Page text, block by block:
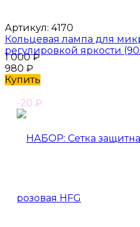
Артикул: 4170
Кольцевая лампа для
регулировкой яркости
1 000₽
980 ₽
Купить
-20 ₽